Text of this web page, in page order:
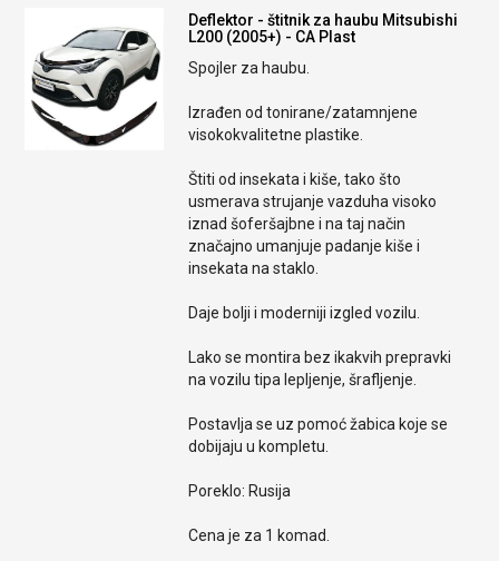
Deflektor - štitnik za haubu Mitsubishi
L200 (2005+) - CA Plast
Spojler za haubu.
Izrađen od tonirane/zatamnjene
visokokvalitetne plastike.
Štiti od insekata i kiše, tako što
usmerava strujanje vazduha visoko
iznad šoferšajbne i na taj način
značajno umanjuje padanje kiše i
insekata na staklo.
Daje bolji i moderniji izgled vozilu.
Lako se montira bez ikakvih prepravki
na vozilu tipa lepljenje, šrafljenje.
Postavlja se uz pomoć žabica koje se
dobijaju u kompletu.
Poreklo: Rusija
Cena je za 1 komad.